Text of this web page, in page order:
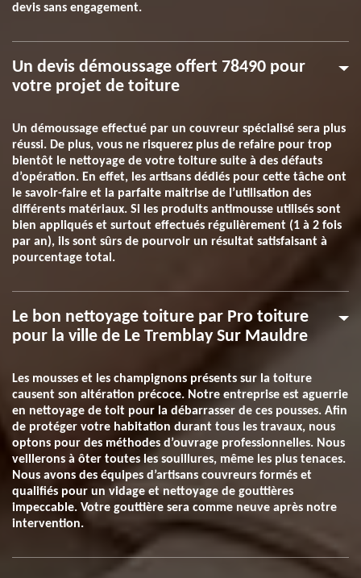
devis sans engagement.
Un devis démoussage offert 78490 pour
votre projet de toiture
Un démoussage effectué par un couvreur spécialisé sera plus
réussi. De plus, vous ne risquerez plus de refaire pour trop
bientôt le nettoyage de votre toiture suite à des défauts
d’opération. En effet, les artisans dédiés pour cette tâche ont
le savoir-faire et la parfaite maitrise de l’utilisation des
différents matériaux. Si les produits antimousse utilisés sont
bien appliqués et surtout effectués régulièrement (1 à 2 fois
par an), ils sont sûrs de pourvoir un résultat satisfaisant à
pourcentage total.
Le bon nettoyage toiture par Pro toiture
pour la ville de Le Tremblay Sur Mauldre
Les mousses et les champignons présents sur la toiture
causent son altération précoce. Notre entreprise est aguerrie
en nettoyage de toit pour la débarrasser de ces pousses. Afin
de protéger votre habitation durant tous les travaux, nous
optons pour des méthodes d’ouvrage professionnelles. Nous
veillerons à ôter toutes les souillures, même les plus tenaces.
Nous avons des équipes d’artisans couvreurs formés et
qualifiés pour un vidage et nettoyage de gouttières
impeccable. Votre gouttière sera comme neuve après notre
intervention.